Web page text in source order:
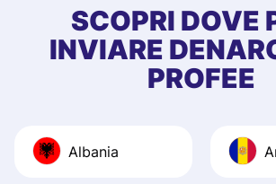
SCOPRI DOVE
INVIARE
PROFEE
Albania